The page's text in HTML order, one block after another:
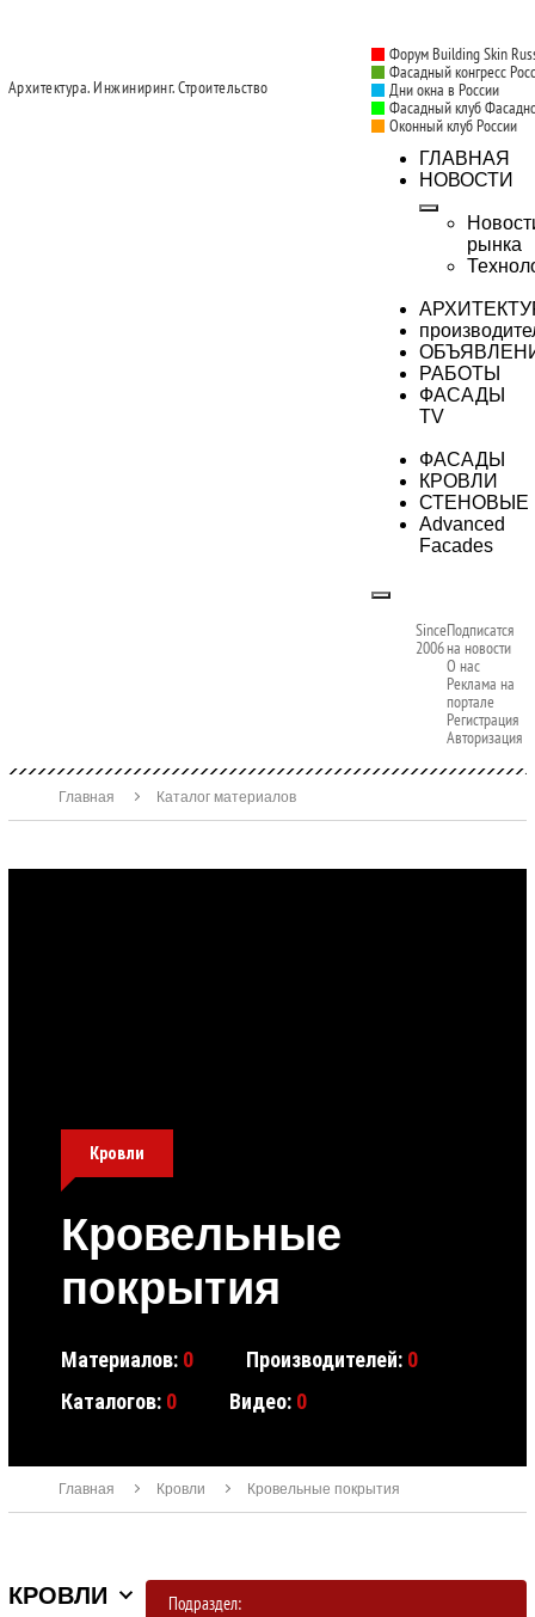
Архитектура. Инжиниринг. Строительство
Форум Building Skin
Фасадный конгресс
Дни окна в России
Фасадный клуб
Оконный клуб России
ГЛАВНАЯ
НОВОСТИ
рынка
РАБОТЫ
ФАСАДЫ
TV
ФАСАДЫ
КРОВЛИ
СТЕНОВЫЕ
Advanced
Facades
Since
2006
Подписатся
на новости
О нас
Реклама на
портале
Регистрация
Авторизация
Главная Каталог материалов
Кровли
Кровельные
покрытия
Материалов: 0 Производителей: 0
Каталогов: 0 Видео: 0
Главная Кровли Кровельные покрытия
КРОВЛИ Подраздел: